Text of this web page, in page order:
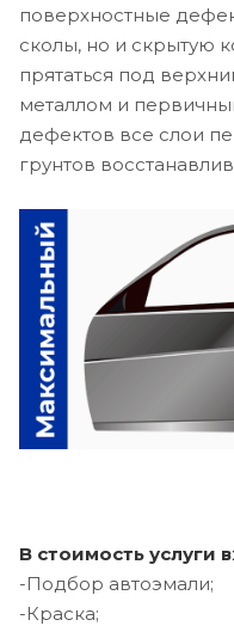
поверхностные
сколы, но и скрытую
прятаться под
металлом и
дефектов все слои
грунтов
В стоимость услуги
-Подбор автоэмали;
-Краска;